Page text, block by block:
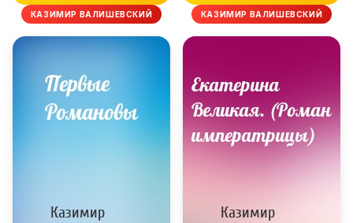
КАЗИМИР ВАЛИШЕВСКИЙ КАЗИМИР ВАЛИШЕВСКИЙ